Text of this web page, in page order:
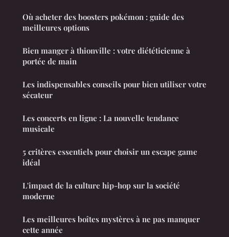
Où acheter des boosters pokémon : guide des
meilleures options
Bien manger à thionville : votre diététicienne à
portée de main
Les indispensables conseils pour bien utiliser votre
sécateur
Les concerts en ligne : La nouvelle tendance
musicale
5 critères essentiels pour choisir un escape game
idéal
L'impact de la culture hip-hop sur la société
moderne
Les meilleures boîtes mystères à ne pas manquer
cette année